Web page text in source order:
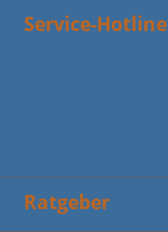
Service-Hotline
Ratgeber